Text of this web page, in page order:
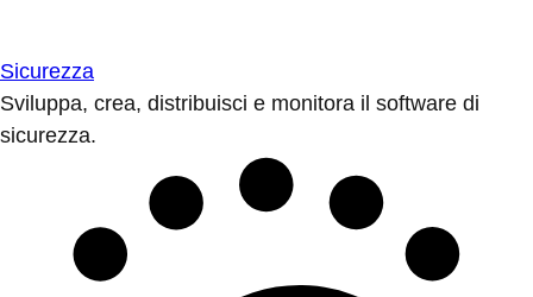
Sicurezza
Sviluppa, crea, distribuisci e monitora il software di
sicurezza.